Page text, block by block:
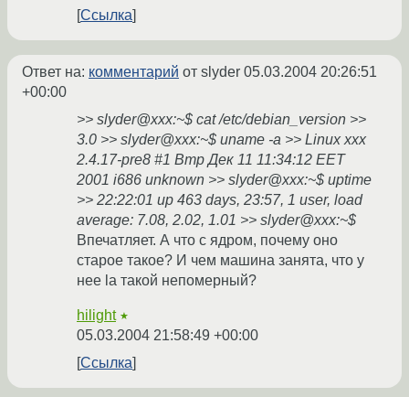
Ссылка
Ответ на: комментарий от slyder 05.03.2004 20:26:51
+00:00
>> slyder@xxx:~$ cat /etc/debian_version >>
3.0 >> slyder@xxx:~$ uname -a >> Linux xxx
2.4.17-pre8 #1 Втр Дек 11 11:34:12 EET
2001 i686 unknown >> slyder@xxx:~$ uptime
>> 22:22:01 up 463 days, 23:57, 1 user, load
average: 7.08, 2.02, 1.01 >> slyder@xxx:~$
Впечатляет. А что с ядром, почему оно
старое такое? И чем машина занята, что у
нее la такой непомерный?
hilight ★
05.03.2004 21:58:49 +00:00
Ссылка